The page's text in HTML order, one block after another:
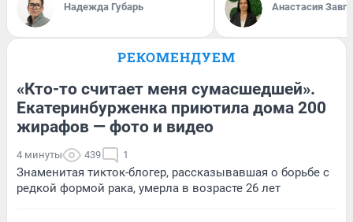
Надежда Губарь Анастасия
РЕКОМЕНДУЕМ
«Кто-то считает меня сумасшедшей».
Екатеринбурженка приютила дома 200
жирафов — фото и видео
4 минуты 439 1
Знаменитая тикток-блогер, рассказывавшая о борьбе с
редкой формой рака, умерла в возрасте 26 лет